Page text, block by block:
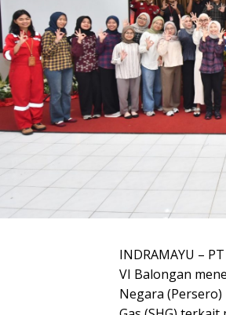
INDRAMAYU –
VI Balongan
Negara